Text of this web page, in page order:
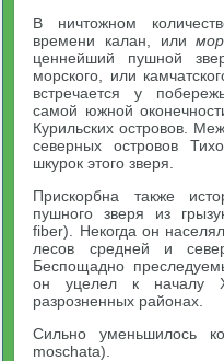
В ничтожном
времени калан, или
ценнейший пушной
морского, или
встречается у
самой южной
Курильских островов.
северных островов
шкурок этого зверя.
Прискорбна также
пушного зверя из
fiber). Некогда он
лесов средней и
Беспощадно
он уцелел к началу
разрозненных районах.
Сильно уменьшилось
moschata).